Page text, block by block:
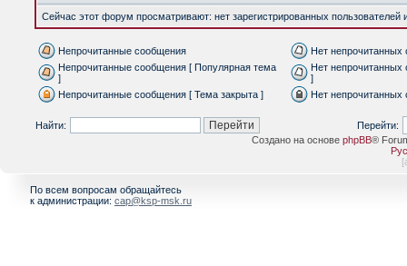
Сейчас этот форум просматривают: нет зарегистрированных пользователей
Непрочитанные сообщения
Нет непрочитанных
Непрочитанные сообщения [ Популярная тема
]
Нет
]
Непрочитанные сообщения [ Тема закрыта ]
Нет непрочитанных
Найти:
Перейти:
Создано на основе phpBB®
[
По всем вопросам обращайтесь
к администрации: cap@ksp-msk.ru